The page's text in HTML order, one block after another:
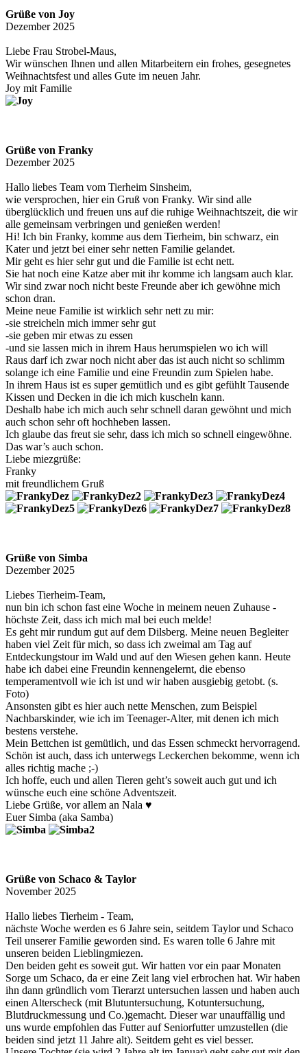
Grüße von Joy
Dezember 2025
Liebe Frau Strobel-Maus,
Wir wünschen Ihnen und allen Mitarbeitern ein frohes, gesegnetes
Weihnachtsfest und alles Gute im neuen Jahr.
Joy mit Familie
Grüße von Franky
Dezember 2025
Hallo liebes Team vom Tierheim Sinsheim,
wie versprochen, hier ein Gruß von Franky. Wir sind alle
überglücklich und freuen uns auf die ruhige Weihnachtszeit, die wir
alle gemeinsam verbringen und genießen werden!
Hi! Ich bin Franky, komme aus dem Tierheim, bin schwarz, ein
Kater und jetzt bei einer sehr netten Familie gelandet.
Mir geht es hier sehr gut und die Familie ist echt nett.
Sie hat noch eine Katze aber mit ihr komme ich langsam auch klar.
Wir sind zwar noch nicht beste Freunde aber ich gewöhne mich
schon dran.
Meine neue Familie ist wirklich sehr nett zu mir:
-sie streicheln mich immer sehr gut
-sie geben mir etwas zu essen
-und sie lassen mich in ihrem Haus herumspielen wo ich will
Raus darf ich zwar noch nicht aber das ist auch nicht so schlimm
solange ich eine Familie und eine Freundin zum Spielen habe.
In ihrem Haus ist es super gemütlich und es gibt gefühlt Tausende
Kissen und Decken in die ich mich kuscheln kann.
Deshalb habe ich mich auch sehr schnell daran gewöhnt und mich
auch schon sehr oft hochheben lassen.
Ich glaube das freut sie sehr, dass ich mich so schnell eingewöhne.
Das war’s auch schon.
Liebe miezgrüße:
Franky
mit freundlichem Gruß
Grüße von Simba
Dezember 2025
Liebes Tierheim-Team,
nun bin ich schon fast eine Woche in meinem neuen Zuhause -
höchste Zeit, dass ich mich mal bei euch melde!
Es geht mir rundum gut auf dem Dilsberg. Meine neuen Begleiter
haben viel Zeit für mich, so dass ich zweimal am Tag auf
Entdeckungstour im Wald und auf den Wiesen gehen kann. Heute
habe ich dabei eine Freundin kennengelernt, die ebenso
temperamentvoll wie ich ist und wir haben ausgiebig getobt. (s.
Foto)
Ansonsten gibt es hier auch nette Menschen, zum Beispiel
Nachbarskinder, wie ich im Teenager-Alter, mit denen ich mich
bestens verstehe.
Mein Bettchen ist gemütlich, und das Essen schmeckt hervorragend.
Schön ist auch, dass ich unterwegs Leckerchen bekomme, wenn ich
alles richtig mache ;-)
Ich hoffe, euch und allen Tieren geht’s soweit auch gut und ich
wünsche euch eine schöne Adventszeit.
Liebe Grüße, vor allem an Nala ♥️
Euer Simba (aka Samba)
Grüße von Schaco & Taylor
November 2025
Hallo liebes Tierheim - Team,
nächste Woche werden es 6 Jahre sein, seitdem Taylor und Schaco
Teil unserer Familie geworden sind. Es waren tolle 6 Jahre mit
unseren beiden Lieblingmiezen.
Den beiden geht es soweit gut. Wir hatten vor ein paar Monaten
Sorge um Schaco, da er eine Zeit lang viel erbrochen hat. Wir haben
ihn dann gründlich vom Tierarzt untersuchen lassen und haben auch
einen Alterscheck (mit Blutuntersuchung, Kotuntersuchung,
Blutdruckmessung und Co.)gemacht. Dieser war unauffällig und
uns wurde empfohlen das Futter auf Seniorfutter umzustellen (die
beiden sind jetzt 11 Jahre alt). Seitdem geht es viel besser.